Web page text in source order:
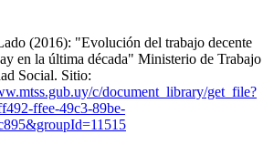
(2016): "Evolución del trabajo decente
en la última década" Ministerio de Trabajo
Social. Sitio:
c/document_library/get_file?
ffee-49c3-89be-